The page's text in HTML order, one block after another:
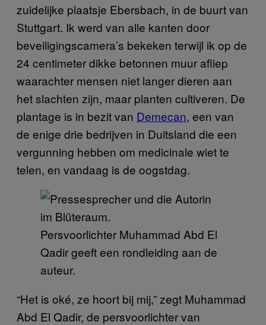
zuidelijke plaatsje Ebersbach, in de buurt van
Stuttgart. Ik werd van alle kanten door
beveiligingscamera’s bekeken terwijl ik op de
24 centimeter dikke betonnen muur afliep
waarachter mensen niet langer dieren aan
het slachten zijn, maar planten cultiveren. De
plantage is in bezit van Demecan, een van
de enige drie bedrijven in Duitsland die een
vergunning hebben om medicinale wiet te
telen, en vandaag is de oogstdag.
Persvoorlichter Muhammad Abd El
Qadir geeft een rondleiding aan de
auteur.
“Het is oké, ze hoort bij mij,” zegt Muhammad
Abd El Qadir, de persvoorlichter van